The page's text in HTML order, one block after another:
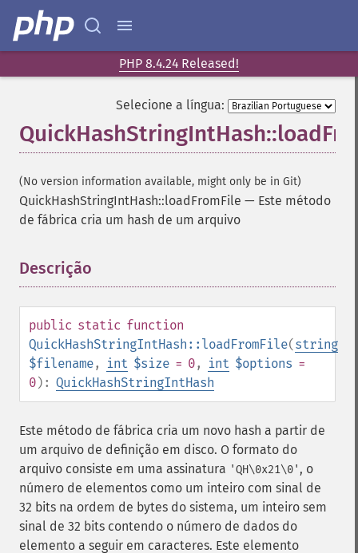
PHP 8.4.24 Released!
Selecione a língua:
(No version information available, might only be in Git)
QuickHashStringIntHash::loadFromFile — Este método
de fábrica cria um hash de um arquivo
Descrição
public static function
QuickHashStringIntHash::loadFromFile(string
$filename, int $size = 0, int $options =
0): QuickHashStringIntHash
Este método de fábrica cria um novo hash a partir de
um arquivo de definição em disco. O formato do
arquivo consiste em uma assinatura 'QH\0x21\0' , o
número de elementos como um inteiro com sinal de
32 bits na ordem de bytes do sistema, um inteiro sem
sinal de 32 bits contendo o número de dados do
elemento a seguir em caracteres. Este elemento